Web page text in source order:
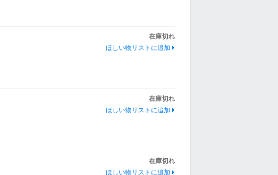
在庫切れ
ほしい物リストに追加
在庫切れ
ほしい物リストに追加
在庫切れ
ほしい物リストに追加